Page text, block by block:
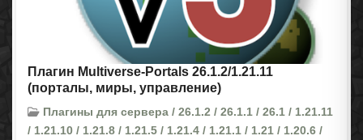
Плагин Multiverse-Portals 26.1.2/1.21.11
(порталы, миры, управление)
Плагины для сервера / 26.1.2 / 26.1.1 / 26.1 / 1.21.11
/ 1.21.10 / 1.21.8 / 1.21.5 / 1.21.4 / 1.21.1 / 1.21 / 1.20.6 /